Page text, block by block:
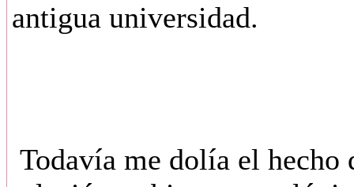
antigua universidad.
Todavía me dolía el hecho